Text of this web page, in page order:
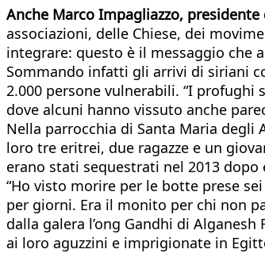
Anche Marco Impagliazzo,
associazioni, delle Chiese, dei
integrare: questo è il messaggio che
Sommando infatti gli arrivi di siriani
2.000 persone vulnerabili. “I
dove alcuni hanno vissuto anche
Nella parrocchia di Santa Maria degli
loro tre eritrei, due ragazze e un
erano stati sequestrati nel 2013
“Ho visto morire per le botte prese
per giorni. Era il monito per chi non
dalla galera l’ong Gandhi di
ai loro aguzzini e imprigionate in